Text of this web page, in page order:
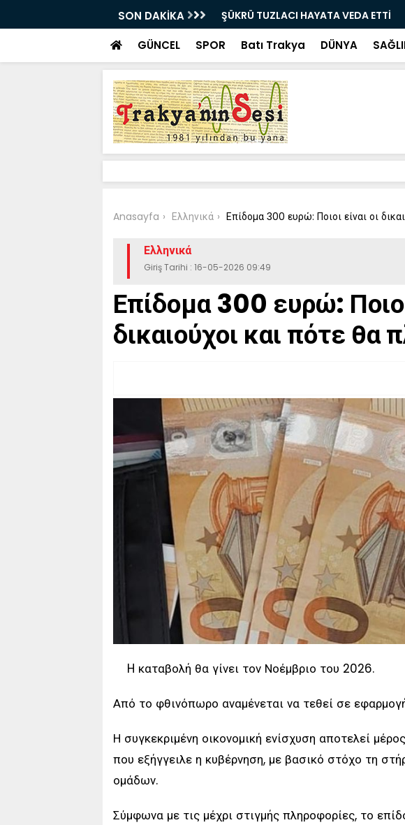
SON DAKİKA
Bir milyon euro ikramiye çıkan ve
bulundu
GÜNCEL SPOR Batı Trakya DÜNYA
Anasayfa Ελληνικά Επίδομα 300 ευρώ: Ποιοι είναι οι
Ελληνικά
Giriş Tarihi : 16-05-2026 09:49
Επίδομα 300 ευρώ:
δικαιούχοι και πότε θα
H καταβολή θα γίνει τον Νοέμβριο του 2026.
Από το φθινόπωρο αναμένεται να τεθεί σε
Η συγκεκριμένη οικονομική ενίσχυση αποτελεί
που εξήγγειλε η κυβέρνηση, με βασικό στόχο τη
ομάδων.
Σύμφωνα με τις μέχρι στιγμής πληροφορίες, το